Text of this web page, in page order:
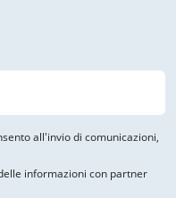
all'invio di comunicazioni,
informazioni con partner